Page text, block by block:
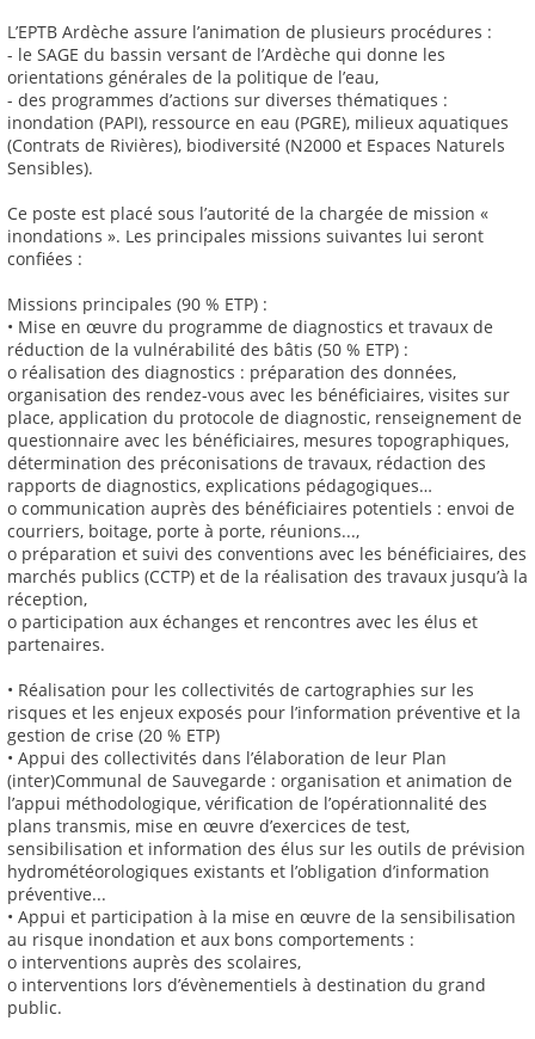
L’EPTB Ardèche assure l’animation de plusieurs procédures :
- le SAGE du bassin versant de l’Ardèche qui donne les
orientations générales de la politique de l’eau,
- des programmes d’actions sur diverses thématiques :
inondation (PAPI), ressource en eau (PGRE), milieux aquatiques
(Contrats de Rivières), biodiversité (N2000 et Espaces Naturels
Sensibles).
Ce poste est placé sous l’autorité de la chargée de mission «
inondations ». Les principales missions suivantes lui seront
confiées :
Missions principales (90 % ETP) :
• Mise en œuvre du programme de diagnostics et travaux de
réduction de la vulnérabilité des bâtis (50 % ETP) :
o réalisation des diagnostics : préparation des données,
organisation des rendez-vous avec les bénéficiaires, visites sur
place, application du protocole de diagnostic, renseignement de
questionnaire avec les bénéficiaires, mesures topographiques,
détermination des préconisations de travaux, rédaction des
rapports de diagnostics, explications pédagogiques…
o communication auprès des bénéficiaires potentiels : envoi de
courriers, boitage, porte à porte, réunions...,
o préparation et suivi des conventions avec les bénéficiaires, des
marchés publics (CCTP) et de la réalisation des travaux jusqu’à la
réception,
o participation aux échanges et rencontres avec les élus et
partenaires.
• Réalisation pour les collectivités de cartographies sur les
risques et les enjeux exposés pour l’information préventive et la
gestion de crise (20 % ETP)
• Appui des collectivités dans l’élaboration de leur Plan
(inter)Communal de Sauvegarde : organisation et animation de
l’appui méthodologique, vérification de l’opérationnalité des
plans transmis, mise en œuvre d’exercices de test,
sensibilisation et information des élus sur les outils de prévision
hydrométéorologiques existants et l’obligation d’information
préventive...
• Appui et participation à la mise en œuvre de la sensibilisation
au risque inondation et aux bons comportements :
o interventions auprès des scolaires,
o interventions lors d’évènementiels à destination du grand
public.